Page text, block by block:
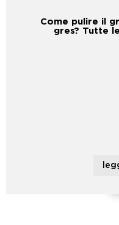
Come pulire il
gres? Tutte